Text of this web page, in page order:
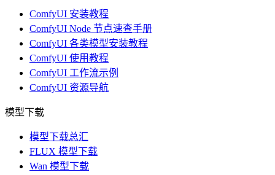
ComfyUI 安装教程
ComfyUI Node 节点速查手册
ComfyUI 各类模型安装教程
ComfyUI 使用教程
ComfyUI 工作流示例
ComfyUI 资源导航
模型下载
模型下载总汇
FLUX 模型下载
Wan 模型下载